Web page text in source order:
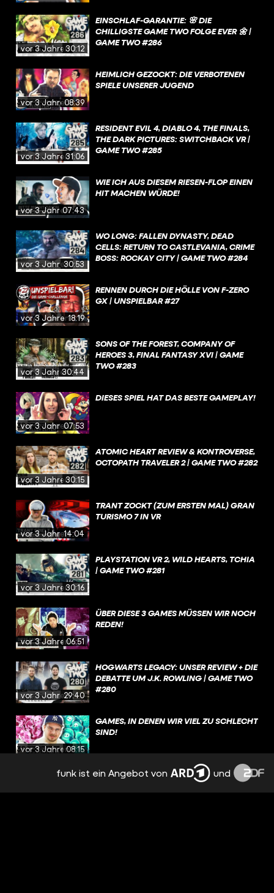
vor 3 Jahren30:12
EINSCHLAF-GARANTIE: 🌸 DIE
CHILLIGSTE GAME TWO FOLGE EVER 🌼 |
GAME TWO #286
vor 3 Jahren08:39
HEIMLICH GEZOCKT: DIE VERBOTENEN
SPIELE UNSERER JUGEND
vor 3 Jahren31:06
RESIDENT EVIL 4, DIABLO 4, THE FINALS,
THE DARK PICTURES: SWITCHBACK VR |
GAME TWO #285
vor 3 Jahren07:43
WIE ICH AUS DIESEM RIESEN-FLOP EINEN
HIT MACHEN WÜRDE!
vor 3 Jahren30:53
WO LONG: FALLEN DYNASTY, DEAD
CELLS: RETURN TO CASTLEVANIA, CRIME
BOSS: ROCKAY CITY | GAME TWO #284
vor 3 Jahren18:19
RENNEN DURCH DIE HÖLLE VON F-ZERO
GX | UNSPIELBAR #27
vor 3 Jahren30:44
SONS OF THE FOREST, COMPANY OF
HEROES 3, FINAL FANTASY XVI | GAME
TWO #283
vor 3 Jahren07:53
DIESES SPIEL HAT DAS BESTE GAMEPLAY!
vor 3 Jahren30:15
ATOMIC HEART REVIEW & KONTROVERSE,
OCTOPATH TRAVELER 2 | GAME TWO #282
vor 3 Jahren14:04
TRANT ZOCKT (ZUM ERSTEN MAL) GRAN
TURISMO 7 IN VR
vor 3 Jahren30:16
PLAYSTATION VR 2, WILD HEARTS, TCHIA
| GAME TWO #281
vor 3 Jahren06:51
ÜBER DIESE 3 GAMES MÜSSEN WIR NOCH
REDEN!
vor 3 Jahren29:40
HOGWARTS LEGACY: UNSER REVIEW + DIE
DEBATTE UM J.K. ROWLING | GAME TWO
#280
vor 3 Jahren08:15
GAMES, IN DENEN WIR VIEL ZU SCHLECHT
SIND!
DEAD SPACE, FORSPOKEN, SPONGEBOB
SCHWAMMKOPF: THE COSMIC SHAKE |
funk ist ein Angebot von und